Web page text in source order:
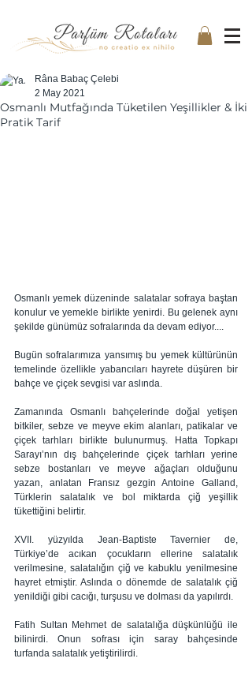
Osmanlı Mutfağında Tüketilen Yeşillikler & İki
Pratik Tarif
Râna Babaç Çelebi
2 May 2021
Osmanlı yemek düzeninde salatalar sofraya baştan
konulur ve yemekle birlikte yenirdi. Bu gelenek aynı
şekilde günümüz sofralarında da devam ediyor....
Bugün sofralarımıza yansımış bu yemek kültürünün
temelinde özellikle yabancıları hayrete düşüren bir
bahçe ve çiçek sevgisi var aslında.
Zamanında Osmanlı bahçelerinde doğal yetişen
bitkiler, sebze ve meyve ekim alanları, patikalar ve
çiçek tarhları birlikte bulunurmuş. Hatta Topkapı
Sarayı’nın dış bahçelerinde çiçek tarhları yerine
sebze bostanları ve meyve ağaçları olduğunu
yazan, anlatan Fransız gezgin Antoine Galland,
Türklerin salatalık ve bol miktarda çiğ yeşillik
tükettiğini belirtir.
XVII. yüzyılda Jean-Baptiste Tavernier de,
Türkiye’de acıkan çocukların ellerine salatalık
verilmesine, salatalığın çiğ ve kabuklu yenilmesine
hayret etmiştir. Aslında o dönemde de salatalık çiğ
yenildiği gibi cacığı, turşusu ve dolması da yapılırdı.
Fatih Sultan Mehmet de salatalığa düşkünlüğü ile
bilinirdi. Onun sofrası için saray bahçesinde
turfanda salatalık yetiştirilirdi.